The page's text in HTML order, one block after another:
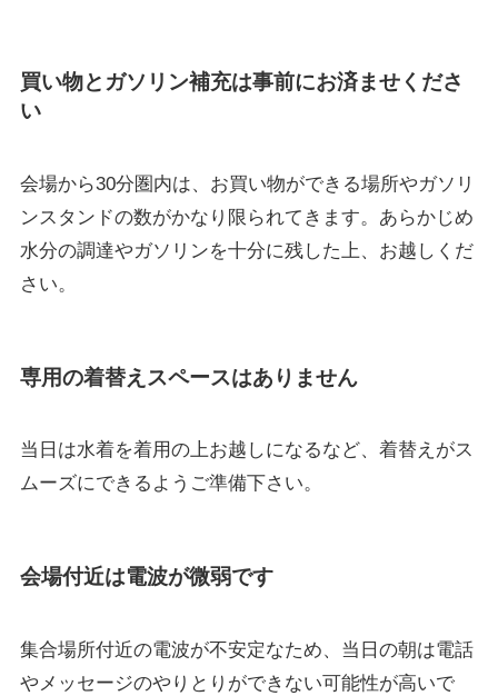
買い物とガソリン補充は事前にお済ませくださ
い
会場から30分圏内は、お買い物ができる場所やガソリ
ンスタンドの数がかなり限られてきます。あらかじめ
水分の調達やガソリンを十分に残した上、お越しくだ
さい。
専用の着替えスペースはありません
当日は水着を着用の上お越しになるなど、着替えがス
ムーズにできるようご準備下さい。
会場付近は電波が微弱です
集合場所付近の電波が不安定なため、当日の朝は電話
やメッセージのやりとりができない可能性が高いで